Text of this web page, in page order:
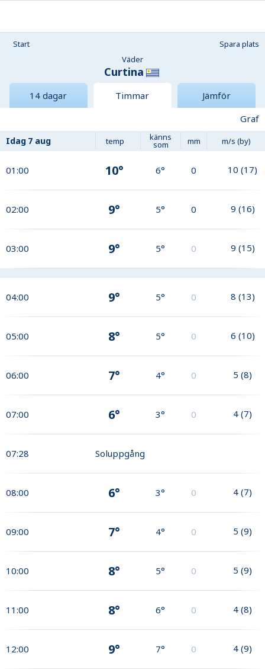
Start
Spara plats
Väder
Curtina
14 dagar Timmar
Jämför
Graf
Idag 7 aug temp känns
som mm m/s (by)
01:00 10° 6° 0 10 (17)
02:00 9° 5° 0 9 (16)
03:00 9° 5° 0 9 (15)
04:00 9° 5° 0 8 (13)
05:00 8° 5° 0 6 (10)
06:00 7° 4° 0 5 (8)
07:00 6° 3° 0 4 (7)
07:28 Soluppgång
08:00 6° 3° 0 4 (7)
09:00 7° 4° 0 5 (9)
10:00 8° 5° 0 5 (9)
11:00 8° 6° 0 4 (8)
12:00 9° 7° 0 4 (9)